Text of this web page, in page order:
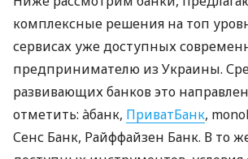
комплексные решения на топ
сервисах уже доступных
предпринимателю из Украины.
развивающих банков это
отметить: àбанк, ПриватБанк,
Сенс Банк, Райффайзен Банк. В то